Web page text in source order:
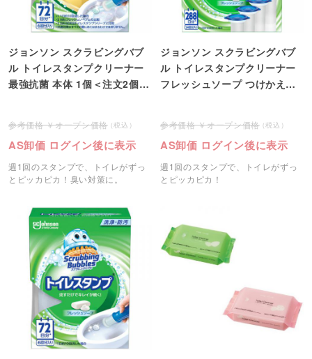
ジョンソン スクラビングバブ
ル トイレスタンプクリーナー
最強抗菌 本体 1個＜注文2個単
オープン価格
AS卸価 ログイン後に表示
週1回のスタンプで、トイレがずっ
とピッカピカ！臭い対策に。
ジョンソン スクラビングバブ
ル トイレスタンプクリーナー
フレッシュソープ つけかえ用
オープン価格
AS卸価 ログイン後に表示
週1回のスタンプで、トイレがずっ
とピッカピカ！